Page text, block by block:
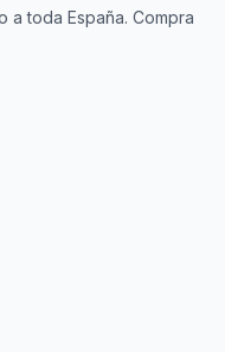
a toda España. Compra